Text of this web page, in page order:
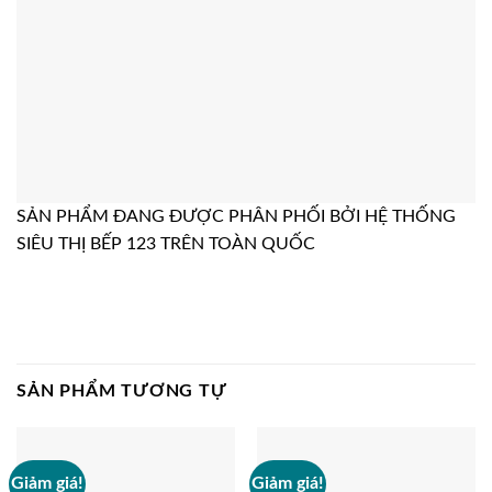
SẢN PHẨM ĐANG ĐƯỢC PHÂN PHỐI BỞI HỆ THỐNG
SIÊU THỊ BẾP 123 TRÊN TOÀN QUỐC
SẢN PHẨM TƯƠNG TỰ
Giảm giá! Giảm giá!